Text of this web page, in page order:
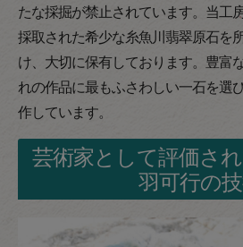
たな採掘が禁止されています。当工
採取された希少な糸魚川翡翠原石を
け、大切に保有しております。豊富
れの作品に最もふさわしい一石を選
作しています。
芸術家として評価さ
羽可行の